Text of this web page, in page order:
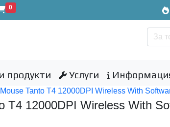
0
продукти Услуги
Tanto T4 12000DPI Wireless With
12000DPI Wireless With